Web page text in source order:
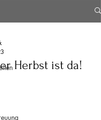
Herbst ist da!